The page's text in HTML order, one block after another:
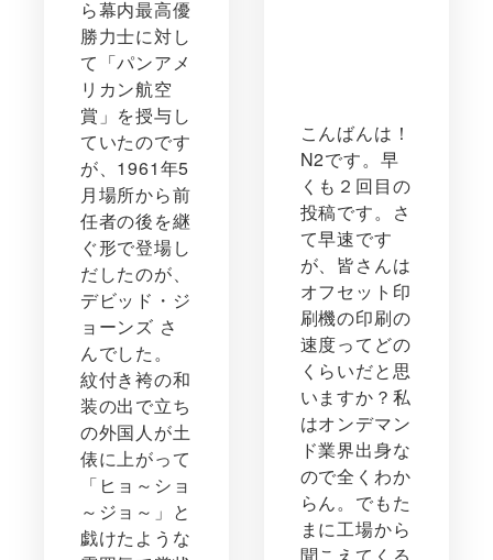
ら幕内最高優
勝力士に対し
て「パンアメ
リカン航空
賞」を授与し
ていたのです
が、1961年5
月場所から前
任者の後を継
ぐ形で登場し
だしたのが、
デビッド・ジ
ョーンズ さ
んでした。
紋付き袴の和
装の出で立ち
の外国人が土
俵に上がって
「ヒョ～ショ
～ジョ～」と
戯けたような
こんばんは！
N2です。早
くも２回目の
投稿です。さ
て早速です
が、皆さんは
オフセット印
刷機の印刷の
速度ってどの
くらいだと思
いますか？私
はオンデマン
ド業界出身な
ので全くわか
らん。でもた
まに工場から